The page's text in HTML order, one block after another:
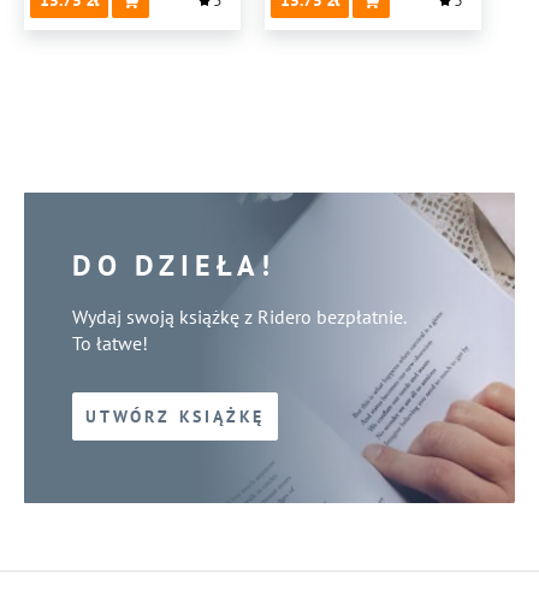
DO DZIEŁA!
Wydaj swoją książkę z Ridero bezpłatnie.
To łatwe!
UTWÓRZ KSIĄŻKĘ